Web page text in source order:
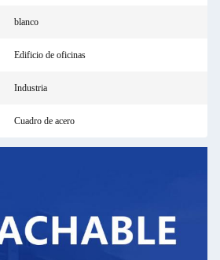
blanco
Edificio de oficinas
Industria
Cuadro de acero